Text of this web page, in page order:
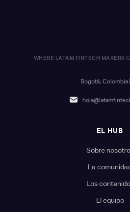
WHERE LATAM FINTECH MAKERS
Bogotá, Colombia
EL HUB
Sobre
La
Los
El equipo